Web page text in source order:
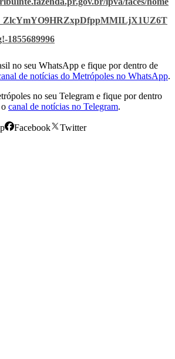
1855689996
no seu WhatsApp e fique por dentro de
de notícias do Metrópoles no WhatsApp.
no seu Telegram e fique por dentro
canal de notícias no Telegram.
Facebook
Twitter